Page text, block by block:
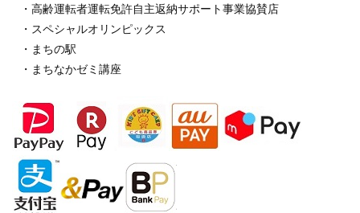
・高齢運転者運転免許自主返納サポート事業協賛店
・スペシャルオリンピックス
・まちの駅
・まちなかゼミ講座